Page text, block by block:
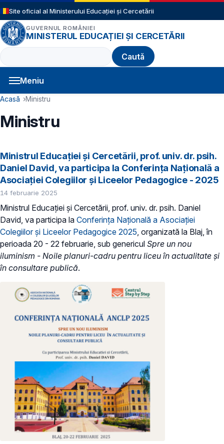
Sari la conținutul principal
Site oficial al Ministerului Educației și Cercetării
GUVERNUL ROMÂNIEI
MINISTERUL EDUCAȚIEI ȘI CERCETĂRII
Caută
Meniu
Navigație principală
Cale de navigare
Acasă Ministru
Ministru
Ministrul Educației și Cercetării, prof. univ. dr. psih.
Daniel David, va participa la Conferința Națională a
Asociației Colegiilor și Liceelor Pedagogice - 2025
14 februarie 2025
Ministrul Educației și Cercetării, prof. univ. dr. psih. Daniel
David, va participa la Conferința Națională a Asociației
Colegiilor și Liceelor Pedagogice 2025, organizată la Blaj, în
perioada 20 - 22 februarie, sub genericul Spre un nou
iluminism - Noile planuri-cadru pentru liceu în actualitate și
în consultare publică.